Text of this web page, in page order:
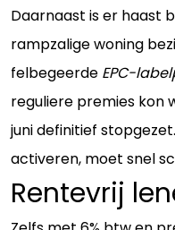
Daarnaast is er haast
rampzalige woning
felbegeerde EPC-
reguliere premies kon
juni definitief
activeren, moet snel
Rentevrij